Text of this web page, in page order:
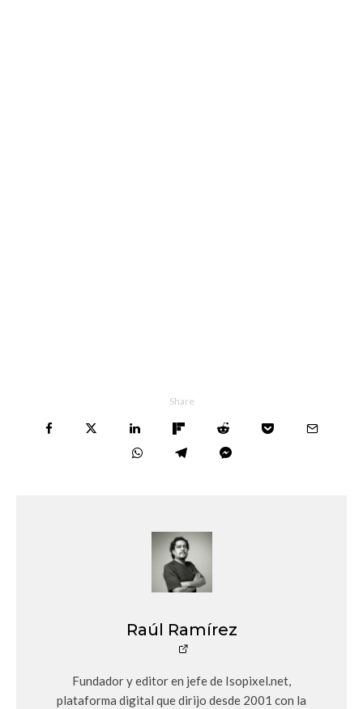
Share
Raúl Ramírez
Fundador y editor en jefe de Isopixel.net,
plataforma digital que dirijo desde 2001 con la